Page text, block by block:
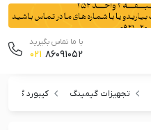
با ما تماس بگیرید
021 86091052
تجهیزات گیمینگ کیبورد